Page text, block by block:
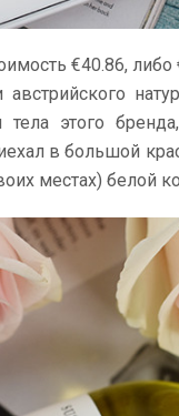
€40.86,
тела этого
в большой
местах) белой